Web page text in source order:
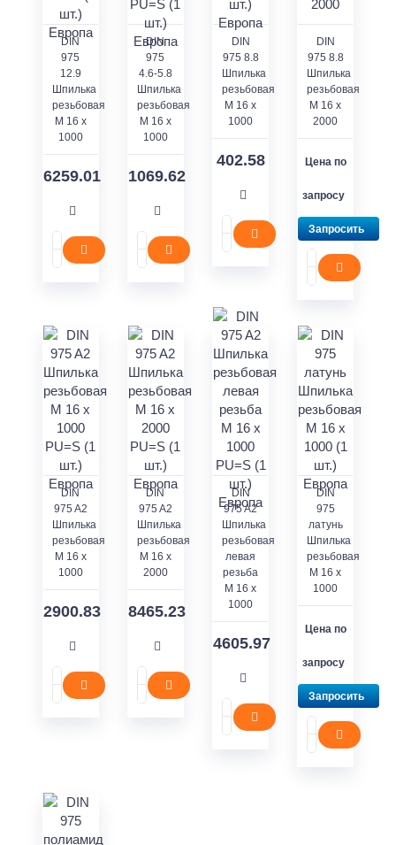
DIN
975
12.9
Шпилька
резьбовая
M 16 x
1000
6259.01
DIN
975
4.6-5.8
Шпилька
резьбовая
M 16 x
1000
1069.62
DIN
975 8.8
Шпилька
резьбовая
M 16 x
1000
402.58
DIN
975 8.8
Шпилька
резьбовая
M 16 x
2000
Цена по
запросу
Запросить
DIN
975 A2
Шпилька
резьбовая
M 16 x
1000
2900.83
DIN
975 A2
Шпилька
резьбовая
M 16 x
2000
8465.23
DIN
975 A2
Шпилька
резьбовая
левая
резьба
M 16 x
1000
4605.97
DIN
975
латунь
Шпилька
резьбовая
M 16 x
1000
Цена по
запросу
Запросить